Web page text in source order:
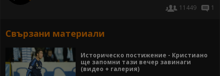
11449
1
Свързани материали
Историческо постижение - Кристиано
ще запомни тази вечер завинаги
(видео + галерия)